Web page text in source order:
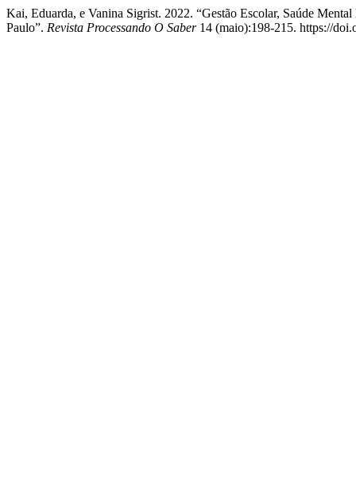
Kai, Eduarda, e Vanina Sigrist. 2022. “Gestão Escolar, Saúde
Paulo”. Revista Processando O Saber14 (maio):198-215. https://